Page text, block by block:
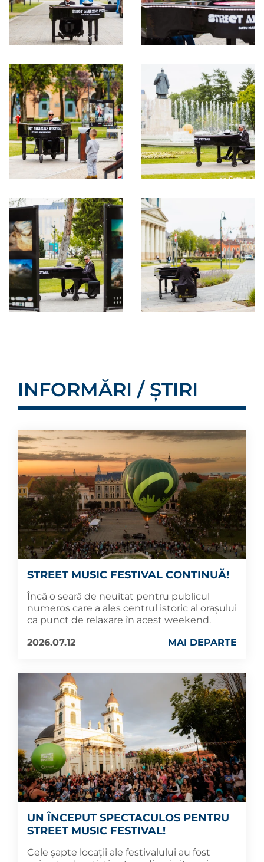
INFORMĂRI / ȘTIRI
STREET MUSIC FESTIVAL CONTINUĂ!
Încă o seară de neuitat pentru publicul
numeros care a ales centrul istoric al orașului
ca punct de relaxare în acest weekend.
2026.07.12
MAI DEPARTE
UN ÎNCEPUT SPECTACULOS PENTRU
STREET MUSIC FESTIVAL!
Cele șapte locații ale festivalului au fost